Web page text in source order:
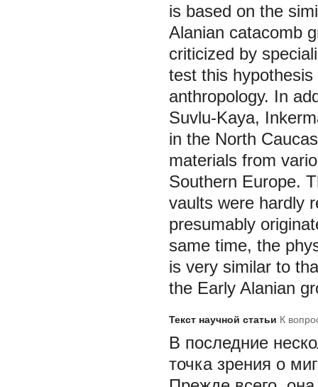
is based on the
Alanian catacomb
criticized by
test this
anthropology. In
Suvlu-Kaya,
in the North
materials from
Southern Europe.
vaults were hardly
presumably
same time, the
is very similar to
the Early Alanian
Текст научной статьи К
В последние
точка зрения о